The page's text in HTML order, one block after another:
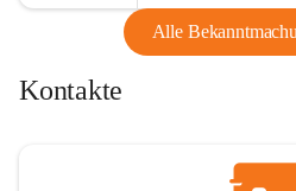
Alle
Kontakte